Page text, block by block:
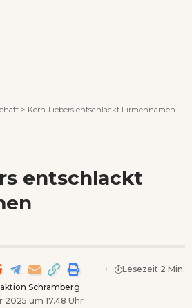
> Kern-Liebers entschlackt Firmennamen
entschlackt
Schramberg
2025 um 17.48 Uhr
Lesezeit 2 Min.